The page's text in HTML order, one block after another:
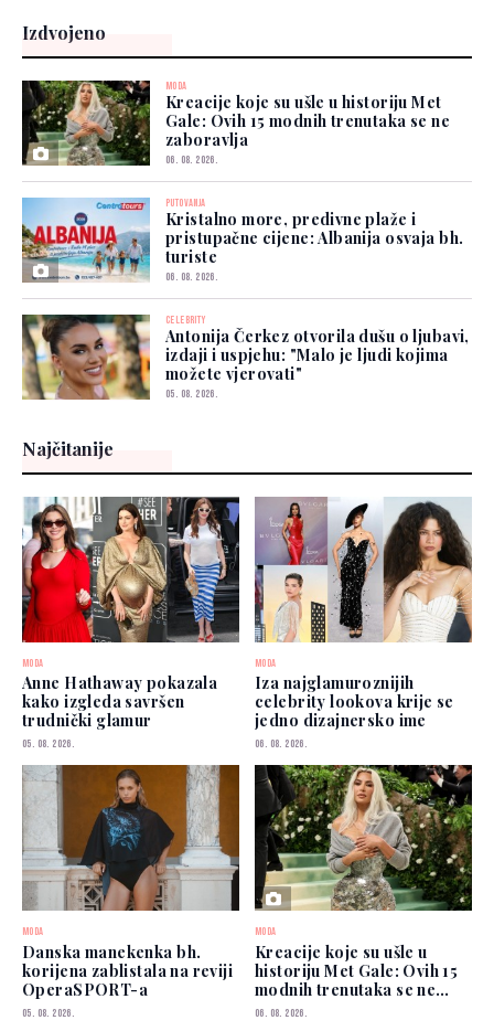
Izdvojeno
MODA
Kreacije koje su ušle u historiju Met
Gale: Ovih 15 modnih trenutaka se ne
zaboravlja
06. 08. 2026.
PUTOVANJA
Kristalno more, predivne plaže i
pristupačne cijene: Albanija osvaja bh.
turiste
06. 08. 2026.
CELEBRITY
Antonija Čerkez otvorila dušu o ljubavi,
izdaji i uspjehu: "Malo je ljudi kojima
možete vjerovati"
05. 08. 2026.
Najčitanije
MODA
Anne Hathaway pokazala
kako izgleda savršen
trudnički glamur
05. 08. 2026.
MODA
Iza najglamuroznijih
celebrity lookova krije se
jedno dizajnersko ime
06. 08. 2026.
MODA
Danska manekenka bh.
korijena zablistala na reviji
OperaSPORT-a
05. 08. 2026.
MODA
Kreacije koje su ušle u
historiju Met Gale: Ovih 15
modnih trenutaka se ne
zaboravlja
06. 08. 2026.